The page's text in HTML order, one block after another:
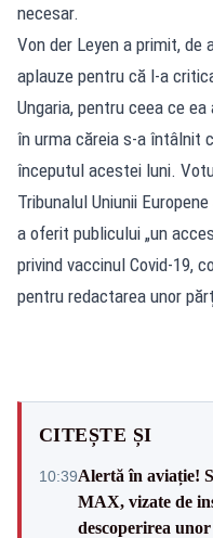
necesar.
Von der Leyen a primit, de
aplauze pentru că l-a
Ungaria, pentru ceea ce
în urma căreia s-a întâlnit
începutul acestei luni.
Tribunalul Uniunii
a oferit publicului „un
privind vaccinul Covid-19,
pentru redactarea unor
CITEȘTE ȘI
10:39Alertă în aviație!
MAX, vizate de
descoperirea